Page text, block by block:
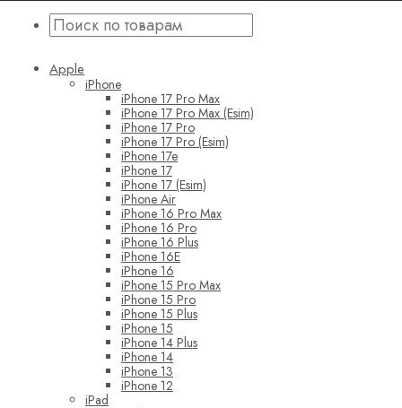
Apple
iPhone
iPhone 17 Pro Max
iPhone 17 Pro Max (Esim)
iPhone 17 Pro
iPhone 17 Pro (Esim)
iPhone 17e
iPhone 17
iPhone 17 (Esim)
iPhone Air
iPhone 16 Pro Max
iPhone 16 Pro
iPhone 16 Plus
iPhone 16E
iPhone 16
iPhone 15 Pro Max
iPhone 15 Pro
iPhone 15 Plus
iPhone 15
iPhone 14 Plus
iPhone 14
iPhone 13
iPhone 12
iPad